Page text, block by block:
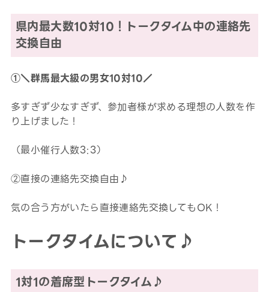
県内最大数10対10！トークタイム中の連絡先
交換自由
①＼群馬最大級の男女10対10／
多すぎず少なすぎず、参加者様が求める理想の人数を作
り上げました！
（最小催行人数3:3）
②直接の連絡先交換自由♪
気の合う方がいたら直接連絡先交換してもOK！
トークタイムについて♪
1対1の着席型トークタイム♪